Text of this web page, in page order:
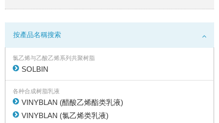
按產品名稱搜索
氯乙烯与乙酸乙烯系列共聚树脂
SOLBIN
各种合成树脂乳液
VINYBLAN (醋酸乙烯酯类乳液)
VINYBLAN (氯乙烯类乳液)